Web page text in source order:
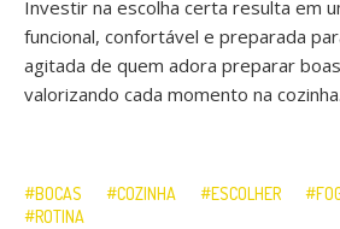
Investir na escolha certa resulta em
funcional, confortável e preparada
agitada de quem adora preparar
valorizando cada momento na cozinha.
BOCAS COZINHA ESCOLHER
ROTINA